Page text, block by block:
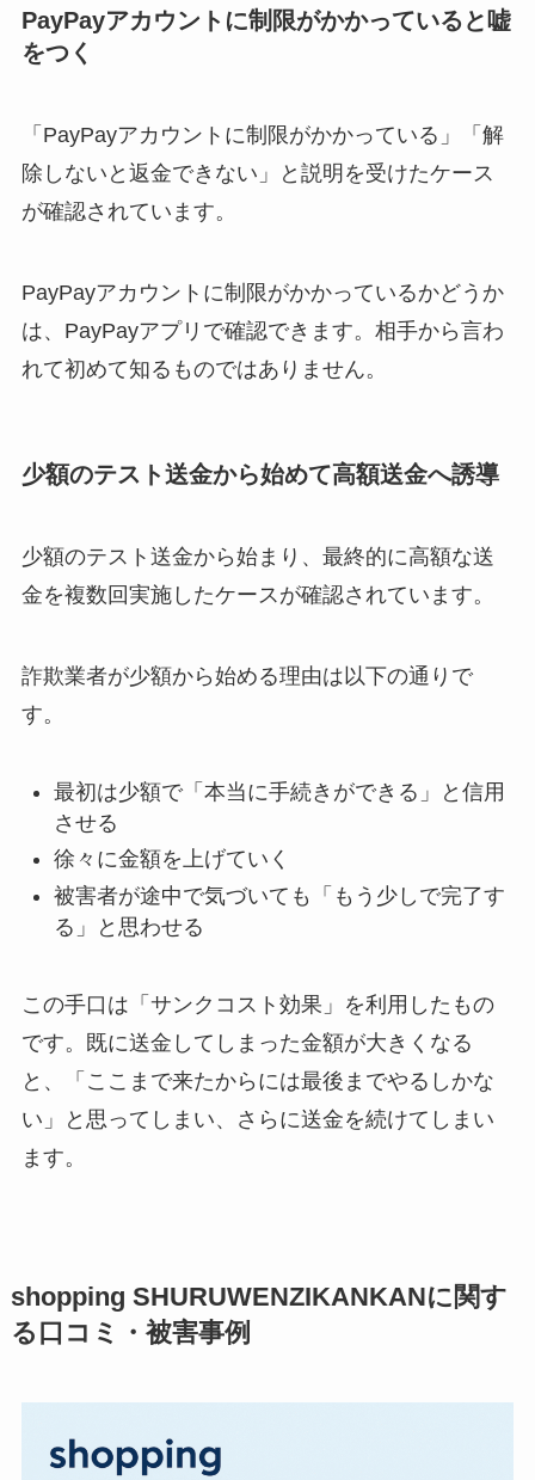
PayPayアカウントに制限がかかっていると嘘
をつく
「PayPayアカウントに制限がかかっている」「解
除しないと返金できない」と説明を受けたケース
が確認されています。
PayPayアカウントに制限がかかっているかどうか
は、PayPayアプリで確認できます。相手から言わ
れて初めて知るものではありません。
少額のテスト送金から始めて高額送金へ誘導
少額のテスト送金から始まり、最終的に高額な送
金を複数回実施したケースが確認されています。
詐欺業者が少額から始める理由は以下の通りで
す。
最初は少額で「本当に手続きができる」と信用
させる
徐々に金額を上げていく
被害者が途中で気づいても「もう少しで完了す
る」と思わせる
この手口は「サンクコスト効果」を利用したもの
です。既に送金してしまった金額が大きくなる
と、「ここまで来たからには最後までやるしかな
い」と思ってしまい、さらに送金を続けてしまい
ます。
shopping SHURUWENZIKANKANに関す
る口コミ・被害事例